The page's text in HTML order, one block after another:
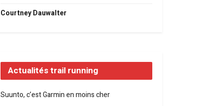
Courtney Dauwalter
Actualités trail running
Suunto, c’est Garmin en moins cher